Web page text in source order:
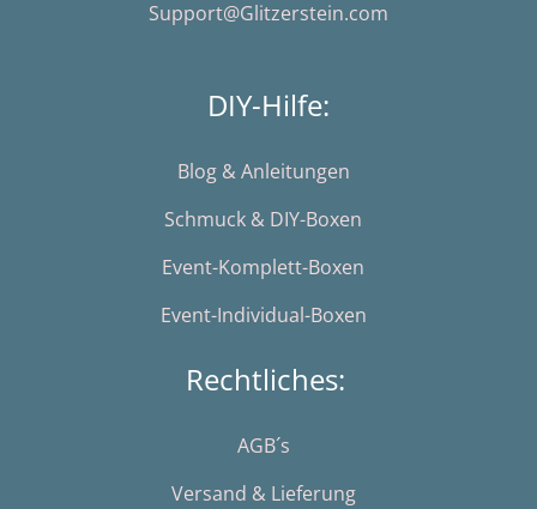
Support@Glitzerstein.com
DIY-Hilfe:
Blog & Anleitungen
Schmuck & DIY-Boxen
Event-Komplett-Boxen
Event-Individual-Boxen
Rechtliches:
AGB´s
Versand & Lieferung